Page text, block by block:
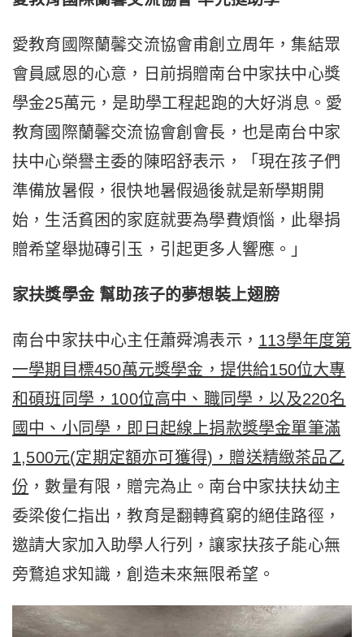
愛教育國際蘭馨交流協會甫創立周年，集結眾
會員感恩的心意，日前捐贈南台中家扶中心獎
學金25萬元，是助學工程起跑的大好消息。愛
教育國際蘭馨交流協會創會長，也是南台中家
扶中心榮譽主委的陳昭舒表示，「現在孩子們
準備放暑假，很快地暑假過後就是新學期開
始，生活貧困的家庭就要為學費煩惱，此舉捐
贈希望舉拋磚引玉，引起更多人響應。」
家扶獎學金 幫助孩子的夢想裝上翅膀
南台中家扶中心主任蕭舜鴻表示， 113學年度第
一學期目標450萬元獎學金，提供給150位大專
和碩班同學， 100位高中、職同學，以及220名
國中、小同學，即日起線上捐款獎學金單筆滿
1,500元(定期定額亦可獲得) ，贈送精緻茶品乙
份 ，數量有限，贈完為止。南台中家扶扶幼主
委梁俊仁指出，教育是翻轉貧窮的絕佳路徑，
邀請大家加入助學人行列，讓家扶孩子能心無
旁鶩追求知識，創造未來無限希望。